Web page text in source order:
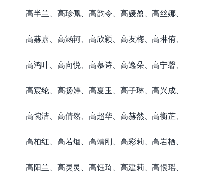
高半兰、高珍佩、高韵令、高媛盈、高丝娜、
高赫嘉、高涵轲、高欣颖、高友梅、高琳侑、
高鸿叶、高向悦、高慕诗、高逸朵、高宁馨、
高宸纶、高扬婷、高夏玉、高子琳、高兴成、
高惋洁、高倩然、高超华、高赫然、高衡芷、
高柏红、高若烟、高靖刚、高彩莉、高岩栖、
高阳兰、高灵灵、高钰琦、高建莉、高恨瑶、